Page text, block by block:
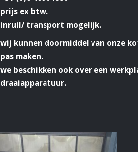
prijs ex btw.
inruil/ transport mogelijk.
wij kunnen doormiddel van onze
pas maken.
we beschikken ook over een
draaiapparatuur.